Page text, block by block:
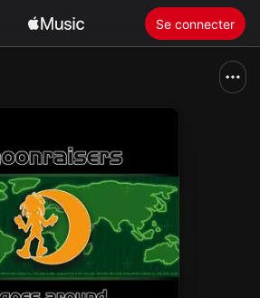
Se connecter
Installer Apple Music